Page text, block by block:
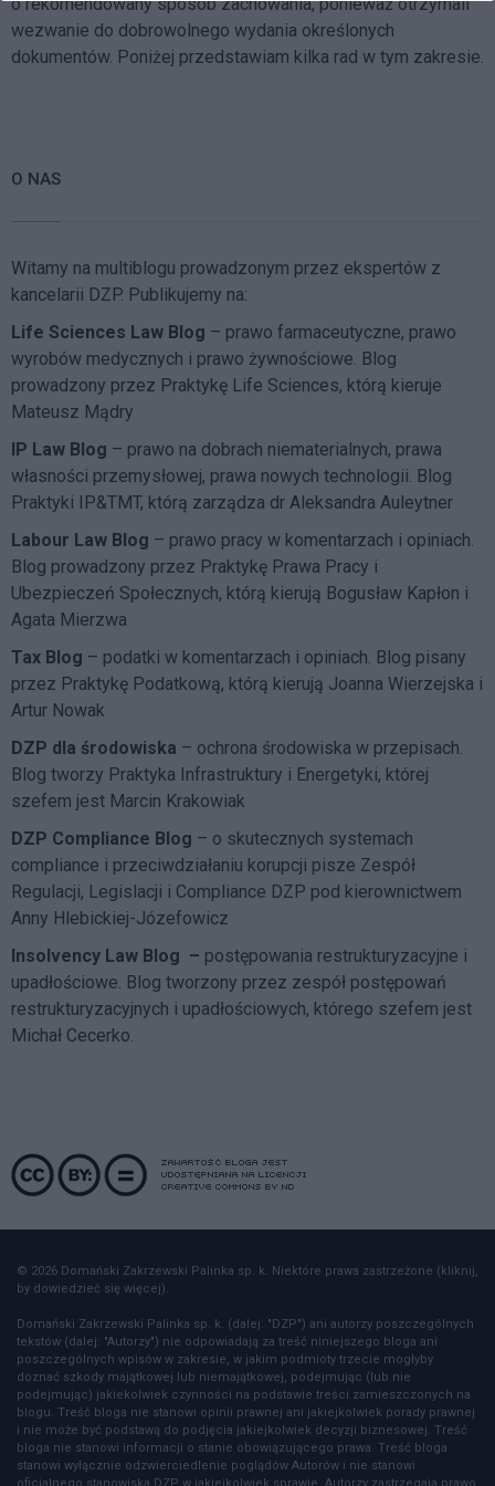
wezwanie do dobrowolnego wydania określonych
dokumentów. Poniżej przedstawiam kilka rad w tym zakresie.
O NAS
Witamy na multiblogu prowadzonym przez ekspertów z
kancelarii DZP. Publikujemy na:
Life Sciences Law Blog – prawo farmaceutyczne, prawo
wyrobów medycznych i prawo żywnościowe. Blog
prowadzony przez Praktykę Life Sciences, którą kieruje
Mateusz Mądry
IP Law Blog – prawo na dobrach niematerialnych, prawa
własności przemysłowej, prawa nowych technologii. Blog
Praktyki IP&TMT, którą zarządza dr Aleksandra Auleytner
Labour Law Blog – prawo pracy w komentarzach i opiniach.
Blog prowadzony przez Praktykę Prawa Pracy i
Ubezpieczeń Społecznych, którą kierują Bogusław Kapłon i
Agata Mierzwa
Tax Blog – podatki w komentarzach i opiniach. Blog pisany
przez Praktykę Podatkową, którą kierują Joanna Wierzejska i
Artur Nowak
DZP dla środowiska – ochrona środowiska w przepisach.
Blog tworzy Praktyka Infrastruktury i Energetyki, której
szefem jest Marcin Krakowiak
DZP Compliance Blog – o skutecznych systemach
compliance i przeciwdziałaniu korupcji pisze Zespół
Regulacji, Legislacji i Compliance DZP pod kierownictwem
Anny Hlebickiej-Józefowicz
Insolvency Law Blog – postępowania restrukturyzacyjne i
upadłościowe. Blog tworzony przez zespół postępowań
restrukturyzacyjnych i upadłościowych, którego szefem jest
Michał Cecerko.
© 2026 Domański Zakrzewski Palinka sp. k. Niektóre prawa zastrzeżone (kliknij,
by dowiedzieć się więcej).
Domański Zakrzewski Palinka sp. k. (dalej: "DZP") ani autorzy poszczególnych
tekstów (dalej: "Autorzy") nie odpowiadają za treść niniejszego bloga ani
poszczególnych wpisów w zakresie, w jakim podmioty trzecie mogłyby
doznać szkody majątkowej lub niemajątkowej, podejmując (lub nie
podejmując) jakiekolwiek czynności na podstawie treści zamieszczonych na
blogu. Treść bloga nie stanowi opinii prawnej ani jakiejkolwiek porady prawnej
i nie może być podstawą do podjęcia jakiejkolwiek decyzji biznesowej. Treść
bloga nie stanowi informacji o stanie obowiązującego prawa. Treść bloga
stanowi wyłącznie odzwierciedlenie poglądów Autorów i nie stanowi
oficjalnego stanowiska DZP w jakiejkolwiek sprawie. Autorzy zastrzegają prawo